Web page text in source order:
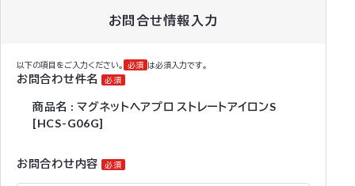
お問合せ情報入力
以下の項目をご入力ください。 必須 は必須入力です。
お問合わせ件名 必須
商品名 : マグネットヘアプロ ストレートアイロンS
[HCS-G06G]
お問合わせ内容 必須